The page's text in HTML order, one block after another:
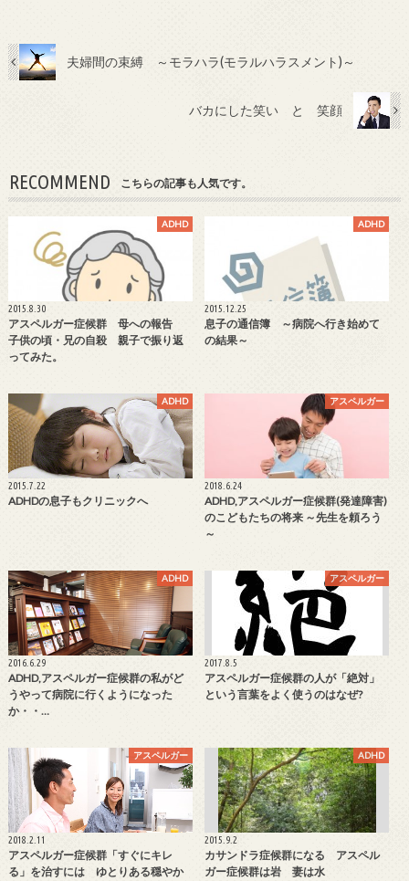
夫婦間の束縛 ～モラハラ(モラルハラスメント)～
バカにした笑い と 笑顔
RECOMMEND こちらの記事も人気です。
ADHD
2015.8.30
アスペルガー症候群 母への報告
子供の頃・兄の自殺 親子で振り返
ってみた。
ADHD
2015.12.25
息子の通信簿 ～病院へ行き始めて
の結果～
ADHD
2015.7.22
ADHDの息子もクリニックへ
アスペルガー
2018.6.24
ADHD,アスペルガー症候群(発達障害)
のこどもたちの将来 ～先生を頼ろう
～
ADHD
2016.6.29
ADHD,アスペルガー症候群の私がど
うやって病院に行くようになった
か・・…
アスペルガー
2017.8.5
アスペルガー症候群の人が「絶対」
という言葉をよく使うのはなぜ?
アスペルガー
2018.2.11
アスペルガー症候群「すぐにキレ
る」を治すには ゆとりある穏やか
ADHD
2015.9.2
カサンドラ症候群になる アスペル
ガー症候群は岩 妻は水